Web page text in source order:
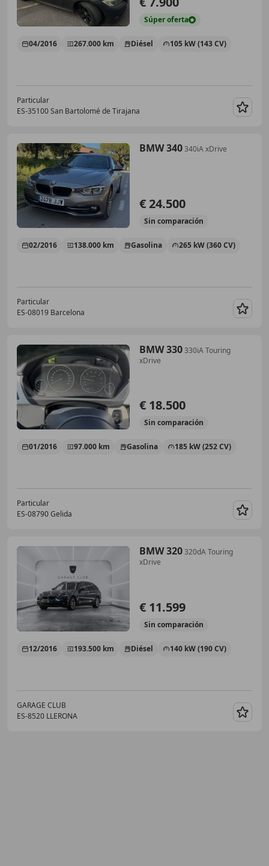
Súperoferta
04/2016 267.000 km Diésel 105 kW (143 CV)
Particular
ES-35100 San Bartolomé de Tirajana
BMW 340340iA xDrive
€ 24.500
Sin comparación
02/2016 138.000 km Gasolina 265 kW (360 CV)
Particular
ES-08019 Barcelona
BMW 330330iA Touring
xDrive
€ 18.500
Sin comparación
01/2016 97.000 km Gasolina 185 kW (252 CV)
Particular
ES-08790 Gelida
BMW 320320dA Touring
xDrive
€ 11.599
Sin comparación
12/2016 193.500 km Diésel 140 kW (190 CV)
GARAGE CLUB
ES-8520 LLERONA